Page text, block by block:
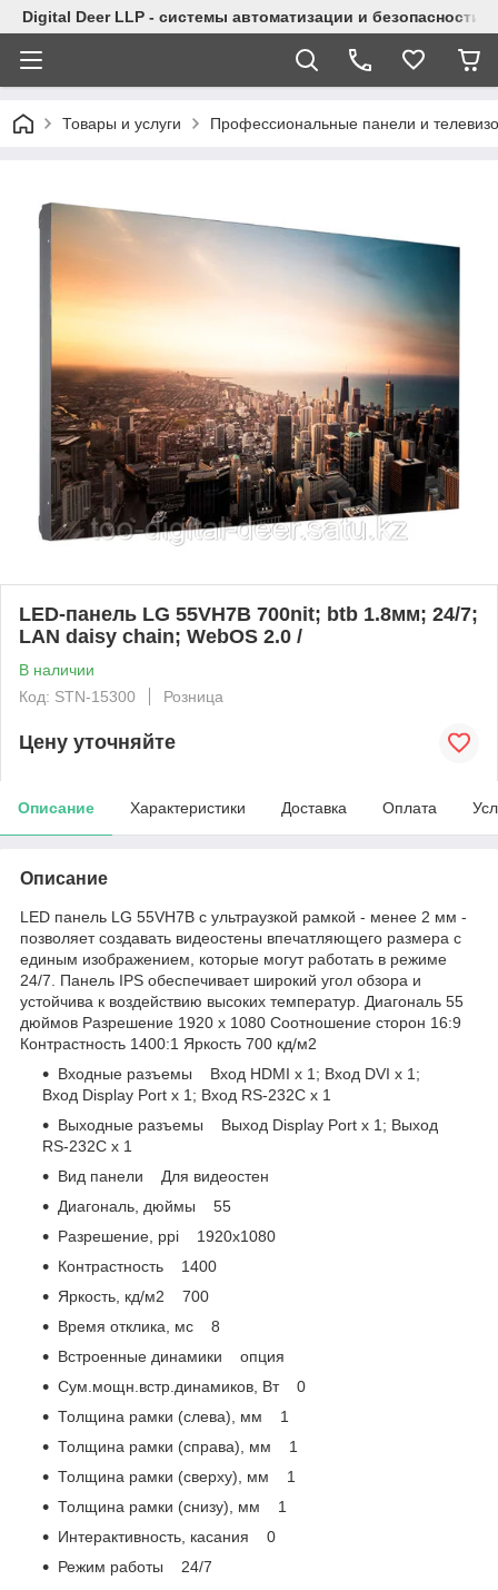
Digital Deer LLP - системы автоматизации и безопасности
Товары и услуги Профессиональные панели и
LED-панель LG 55VH7B 700nit; btb 1.8мм; 24/7;
LAN daisy chain; WebOS 2.0 /
В наличии
Код: STN-15300
Розница
Цену уточняйте
Описание Характеристики Доставка Оплата
Описание
LED панель LG 55VH7B с ультраузкой рамкой - менее 2 мм -
позволяет создавать видеостены впечатляющего размера с
единым изображением, которые могут работать в режиме
24/7. Панель IPS обеспечивает широкий угол обзора и
устойчива к воздействию высоких температур. Диагональ 55
дюймов Разрешение 1920 x 1080 Соотношение сторон 16:9
Контрастность 1400:1 Яркость 700 кд/м2
Входные разъемы Вход HDMI x 1; Вход DVI x 1;
Вход Display Port x 1; Вход RS-232C x 1
Выходные разъемы Выход Display Port x 1; Выход
RS-232C x 1
Вид панели Для видеостен
Диагональ, дюймы 55
Разрешение, ppi 1920x1080
Контрастность 1400
Яркость, кд/м2 700
Время отклика, мс 8
Встроенные динамики опция
Сум.мощн.встр.динамиков, Вт 0
Толщина рамки (слева), мм 1
Толщина рамки (справа), мм 1
Толщина рамки (сверху), мм 1
Толщина рамки (снизу), мм 1
Интерактивность, касания 0
Режим работы 24/7